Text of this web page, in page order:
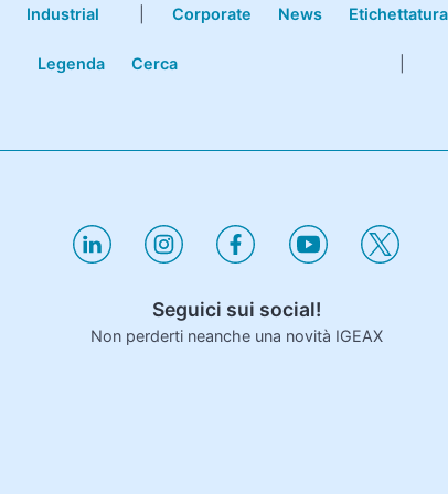
Industrial Corporate News
Legenda Cerca
Seguici sui social!
Non perderti neanche una novità IGEAX